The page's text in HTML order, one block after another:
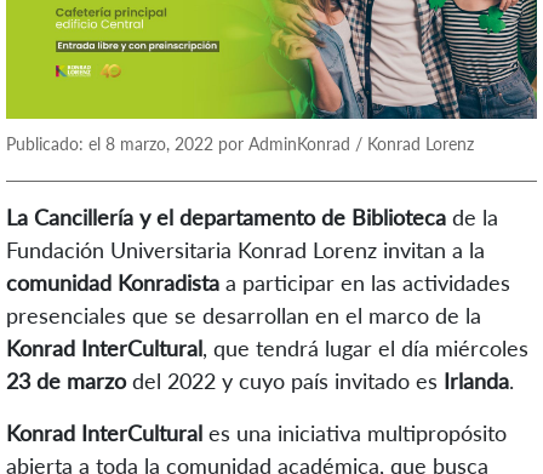
Publicado: el 8 marzo, 2022 por AdminKonrad / Konrad Lorenz
La Cancillería y el departamento de Biblioteca de la
Fundación Universitaria Konrad Lorenz invitan a la
comunidad Konradista a participar en las actividades
presenciales que se desarrollan en el marco de la
Konrad InterCultural, que tendrá lugar el día miércoles
23 de marzodel 2022 y cuyo país invitado es Irlanda.
Konrad InterCultural es una iniciativa multipropósito
abierta a toda la comunidad académica, que busca